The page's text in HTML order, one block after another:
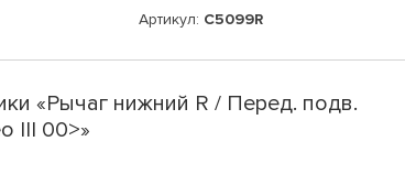
Артикул: C5099R
«Рычаг нижний R / Перед. подв.
III 00>»